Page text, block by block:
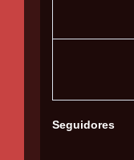
Seguidores